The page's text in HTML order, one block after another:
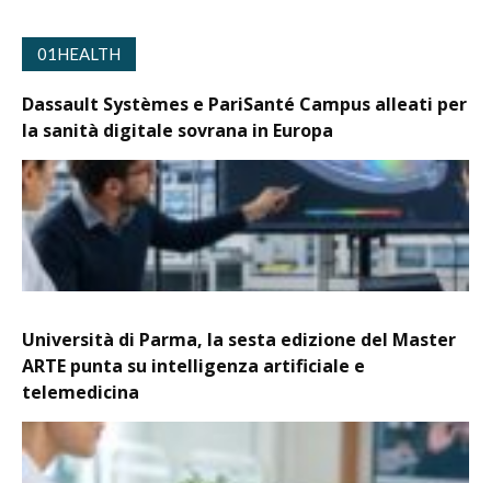
01HEALTH
Dassault Systèmes e PariSanté Campus alleati per
la sanità digitale sovrana in Europa
Università di Parma, la sesta edizione del Master
ARTE punta su intelligenza artificiale e
telemedicina